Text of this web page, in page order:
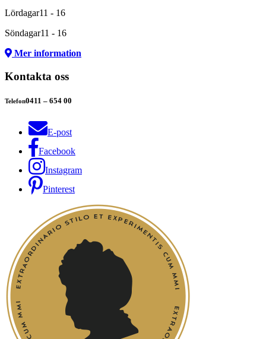
Lördagar11 - 16
Söndagar11 - 16
Mer information
Kontakta oss
Telefon0411 – 654 00
E-post
Facebook
Instagram
Pinterest